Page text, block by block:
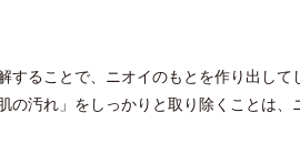
することで、ニオイのもとを作り出して
の汚れ」をしっかりと取り除くことは、